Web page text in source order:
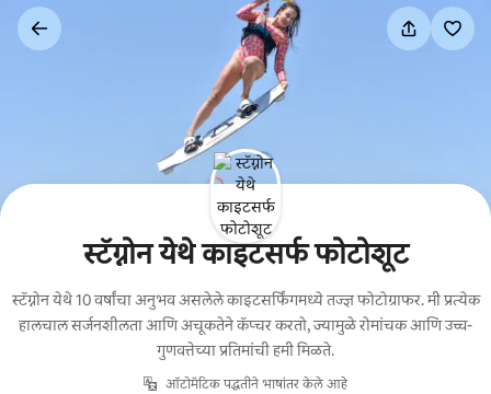
कंटेंटवर
स्टॅग्नोन येथे काइटसर्फ फोटोशूट
स्टॅग्नोन येथे 10 वर्षांचा अनुभव असलेले काइटसर्फिंगमध्ये तज्ज्ञ फोटोग्राफर. मी प्रत्येक
हालचाल सर्जनशीलता आणि अचूकतेने कॅप्चर करतो, ज्यामुळे रोमांचक आणि उच्च-
गुणवत्तेच्या प्रतिमांची हमी मिळते.
ऑटोमॅटिक पद्धतीने भाषांतर केले आहे